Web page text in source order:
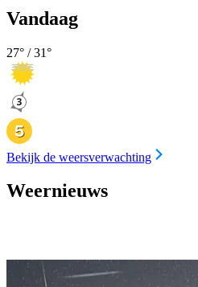
Vandaag
27° /31°
Bekijk de weersverwachting
Weernieuws